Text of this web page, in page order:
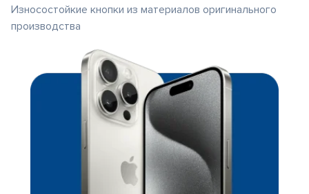
Износостойкие кнопки из материалов оригинального
производства